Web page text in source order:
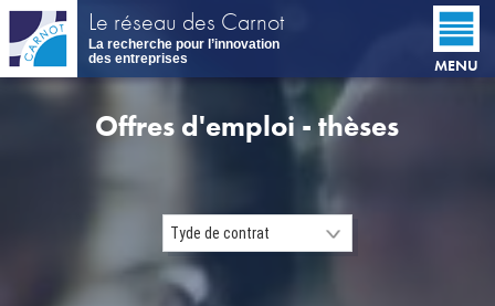
Aller
contenu
principal
Le réseau des Carnot
La recherche pour l’innovation
des entreprises
MENU
Offres d'emploi - thèses